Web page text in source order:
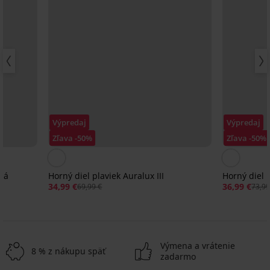
Výpredaj
Zľava -50%
Horný diel plaviek Auralux III
34,99 €69,99 €
Výpredaj
Zľava -50%
Horný diel
36,99 €
8 % z nákupu späť
Výmena a vrátenie
zadarmo